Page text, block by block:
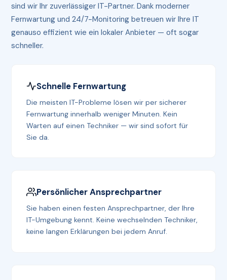
sind wir Ihr zuverlässiger IT-Partner. Dank moderner
Fernwartung und 24/7-Monitoring betreuen wir Ihre IT
genauso effizient wie ein lokaler Anbieter — oft sogar
schneller.
Schnelle Fernwartung
Die meisten IT-Probleme lösen wir per sicherer
Fernwartung innerhalb weniger Minuten. Kein
Warten auf einen Techniker — wir sind sofort für
Sie da.
Persönlicher Ansprechpartner
Sie haben einen festen Ansprechpartner, der Ihre
IT-Umgebung kennt. Keine wechselnden Techniker,
keine langen Erklärungen bei jedem Anruf.